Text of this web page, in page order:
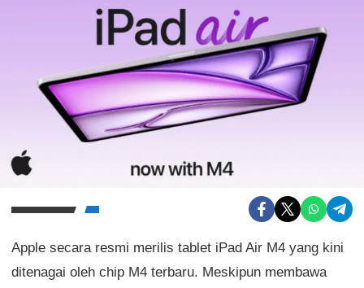
Apple secara resmi merilis tablet iPad Air M4 yang kini
ditenagai oleh chip M4 terbaru. Meskipun membawa